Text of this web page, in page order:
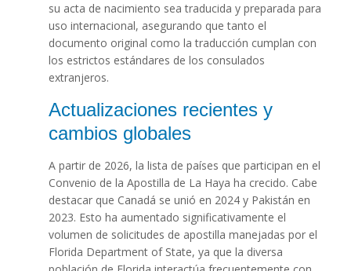
su acta de nacimiento sea traducida y preparada para
uso internacional, asegurando que tanto el
documento original como la traducción cumplan con
los estrictos estándares de los consulados
extranjeros.
Actualizaciones recientes y
cambios globales
A partir de 2026, la lista de países que participan en el
Convenio de la Apostilla de La Haya ha crecido. Cabe
destacar que Canadá se unió en 2024 y Pakistán en
2023. Esto ha aumentado significativamente el
volumen de solicitudes de apostilla manejadas por el
Florida Department of State, ya que la diversa